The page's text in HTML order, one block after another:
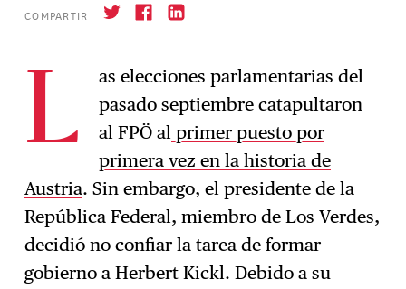
COMPARTIR
Suscríbase
L
as elecciones parlamentarias del
pasado septiembre catapultaron
al FPÖ al primer puesto por
primera vez en la historia de
Austria. Sin embargo, el presidente de la
República Federal, miembro de Los Verdes,
decidió no confiar la tarea de formar
gobierno a Herbert Kickl. Debido a su